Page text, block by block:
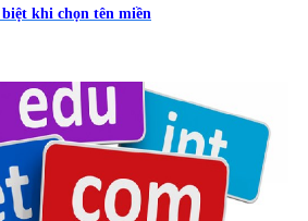
khi chọn tên miền